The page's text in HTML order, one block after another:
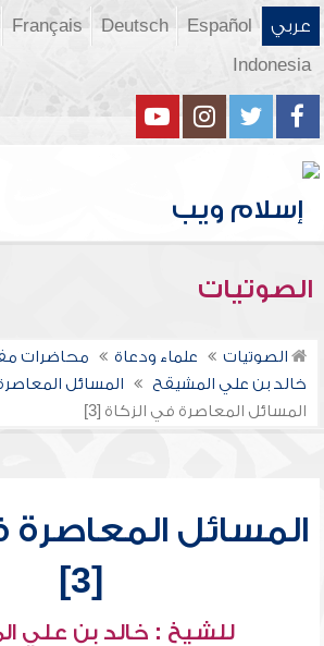
عربي Español
Deutsch
Français
Indonesia
الصوتيات
الصوتيات علماء ودعاة
محاضرات
خالد بن علي المشيقح
المسائل
المسائل المعاصرة في الزكاة [3]
المسائل المعاصرة
[3]
للشيخ : خالد بن علي